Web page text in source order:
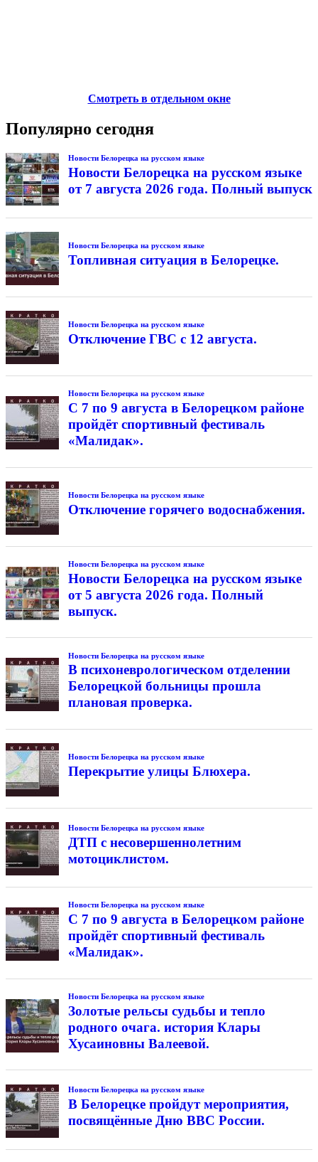
Смотреть в отдельном окне
Популярно сегодня
Новости Белорецка на русском языке
Новости Белорецка на русском языке
от 7 августа 2026 года. Полный выпуск
Новости Белорецка на русском языке
Топливная ситуация в Белорецке.
Новости Белорецка на русском языке
Отключение ГВС с 12 августа.
Новости Белорецка на русском языке
С 7 по 9 августа в Белорецком районе
пройдёт спортивный фестиваль
«Малидак».
Новости Белорецка на русском языке
Отключение горячего водоснабжения.
Новости Белорецка на русском языке
Новости Белорецка на русском языке
от 5 августа 2026 года. Полный
выпуск.
Новости Белорецка на русском языке
В психоневрологическом отделении
Белорецкой больницы прошла
плановая проверка.
Новости Белорецка на русском языке
Перекрытие улицы Блюхера.
Новости Белорецка на русском языке
ДТП с несовершеннолетним
мотоциклистом.
Новости Белорецка на русском языке
С 7 по 9 августа в Белорецком районе
пройдёт спортивный фестиваль
«Малидак».
Новости Белорецка на русском языке
Золотые рельсы судьбы и тепло
родного очага. история Клары
Хусаиновны Валеевой.
Новости Белорецка на русском языке
В Белорецке пройдут мероприятия,
посвящённые Дню ВВС России.